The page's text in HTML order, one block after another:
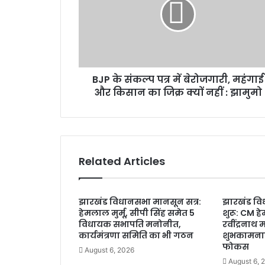
r
त्र
ज
म
हं
ई
औ
र
कि
सा
BJP के संकल्प पत्र में बेरोजगारी, महंगाई
और किसान का जिक्र क्यों नहीं : झामुमो
Related Articles
झारखंड विधानसभा मानसून सत्र:
हेमलाल मुर्मू, सीपी सिंह समेत 5
विधायक सभापति मनोनीत,
कार्यमंत्रणा समिति का भी गठन
August 6, 2026
झारखंड
शुरू: CM
रवींद्रनाथ
फोकस
August 6,